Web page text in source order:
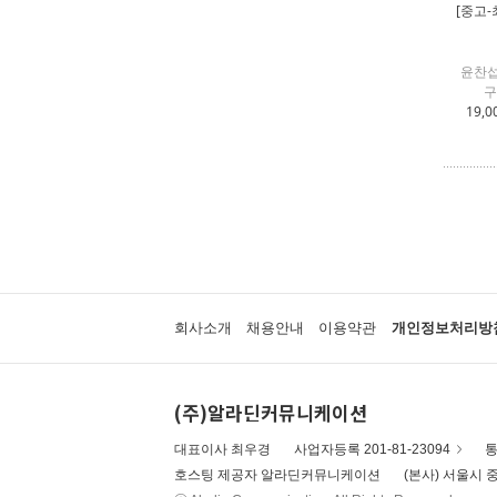
[중고-
윤찬
회사소개 채용안내 이용약관 개인정보처리방
(주)알라딘커뮤니케이션
대표이사 최우경 사업자등록 201-81-23094
호스팅 제공자 알라딘커뮤니케이션
(본사) 서울시